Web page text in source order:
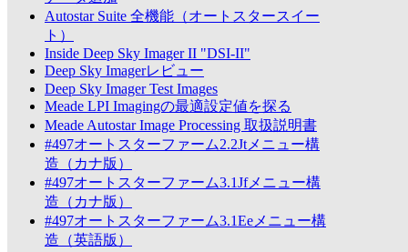
Autostar Suite 全機能（オートスタースイー
ト）
Inside Deep Sky Imager II "DSI-II"
Deep Sky Imagerレビュー
Deep Sky Imager Test Images
Meade LPI Imagingの最適設定値を探る
Meade Autostar Image Processing 取扱説明書
#497オートスターファーム2.2Jtメニュー構
造（カナ版）
#497オートスターファーム3.1Jfメニュー構
造（カナ版）
#497オートスターファーム3.1Eeメニュー構
造（英語版）